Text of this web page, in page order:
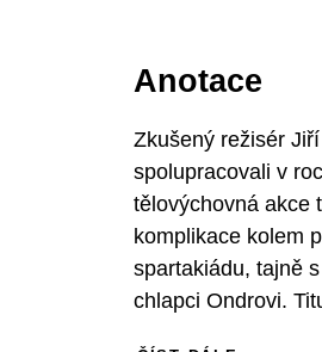
Anotace
Zkušený režisér
spolupracovali v
tělovýchovná akce
komplikace kolem
spartakiádu, tajně
chlapci Ondrovi.